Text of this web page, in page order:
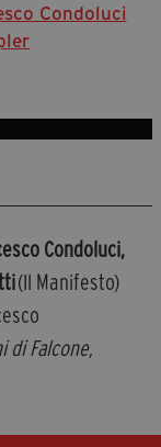
Condoluci
Condoluci,
(Il Manifesto)
di Falcone,